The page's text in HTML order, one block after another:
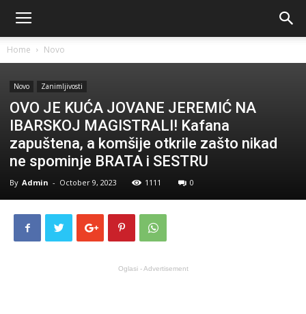
Home Novo
Novo Zanimljivosti
OVO JE KUĆA JOVANE JEREMIĆ NA
IBARSKOJ MAGISTRALI! Kafana
zapuštena, a komšije otkrile zašto nikad
ne spominje BRATA i SESTRU
By Admin - October 9, 2023 1111 0
Oglasi - Advertisement